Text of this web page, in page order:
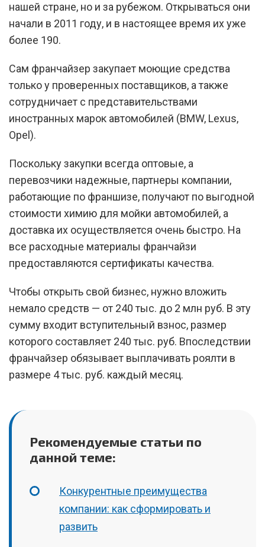
нашей стране, но и за рубежом. Открываться они
начали в 2011 году, и в настоящее время их уже
более 190.
Сам франчайзер закупает моющие средства
только у проверенных поставщиков, а также
сотрудничает с представительствами
иностранных марок автомобилей (BMW, Lexus,
Opel).
Поскольку закупки всегда оптовые, а
перевозчики надежные, партнеры компании,
работающие по франшизе, получают по выгодной
стоимости химию для мойки автомобилей, а
доставка их осуществляется очень быстро. На
все расходные материалы франчайзи
предоставляются сертификаты качества.
Чтобы открыть свой бизнес, нужно вложить
немало средств — от 240 тыс. до 2 млн руб. В эту
сумму входит вступительный взнос, размер
которого составляет 240 тыс. руб. Впоследствии
франчайзер обязывает выплачивать роялти в
размере 4 тыс. руб. каждый месяц.
Рекомендуемые статьи по
данной теме:
Конкурентные преимущества
компании: как сформировать и
развить